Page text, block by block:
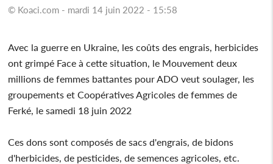
© Koaci.com - mardi 14 juin 2022 - 15:58
Avec la guerre en Ukraine, les coûts des engrais, herbicides
ont grimpé Face à cette situation, le Mouvement deux
millions de femmes battantes pour ADO veut soulager, les
groupements et Coopératives Agricoles de femmes de
Ferké, le samedi 18 juin 2022
Ces dons sont composés de sacs d'engrais, de bidons
d'herbicides, de pesticides, de semences agricoles, etc.